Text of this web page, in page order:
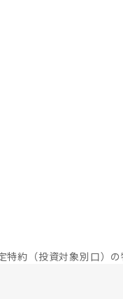
特約（投資対象別口）